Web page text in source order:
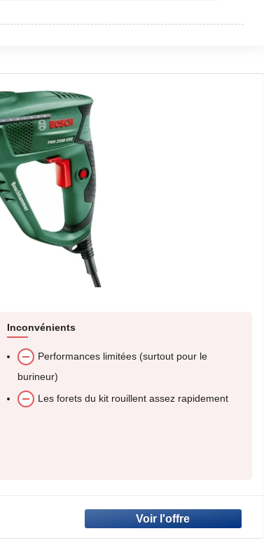
Inconvénients
Performances limitées (surtout pour le
burineur)
Les forets du kit rouillent assez rapidement